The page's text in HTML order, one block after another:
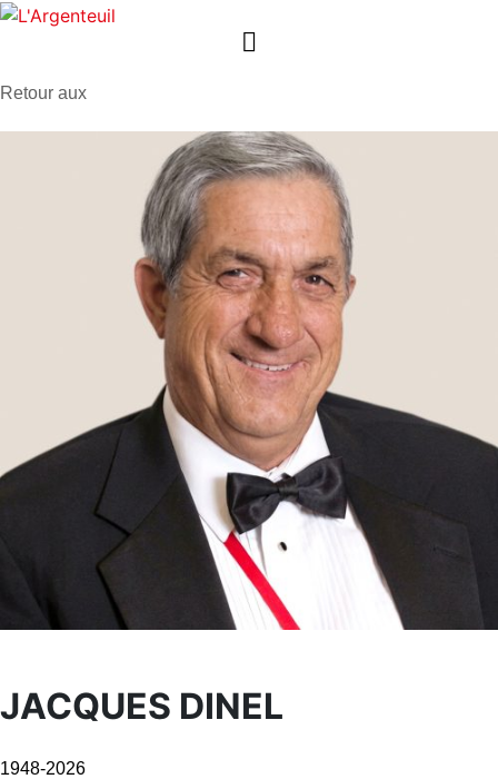
Retour aux
JACQUES DINEL
1948-2026